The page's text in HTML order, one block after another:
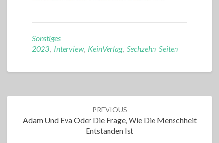
Sonstiges
2023, Interview, KeinVerlag, Sechzehn Seiten
PREVIOUS
Adam Und Eva Oder Die Frage, Wie Die Menschheit
Entstanden Ist